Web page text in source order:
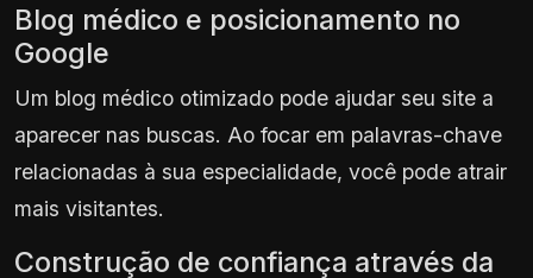
Blog médico e posicionamento no
Google
Um blog médico otimizado pode ajudar seu site a
aparecer nas buscas. Ao focar em palavras-chave
relacionadas à sua especialidade, você pode atrair
mais visitantes.
Construção de confiança através da